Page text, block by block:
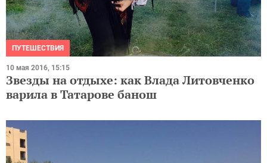
ПУТЕШЕСТВИЯ
10 мая 2016, 15:15
Звезды на отдыхе: как Влада Литовченко
варила в Татарове банош